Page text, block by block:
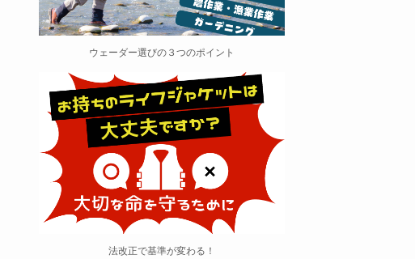
ウェーダー選びの３つのポイント
法改正で基準が変わる！